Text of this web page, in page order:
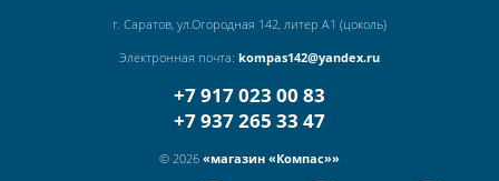
г. Саратов, ул.Огородная 142, литер А1 (цоколь)
Электронная почта: kompas142@yandex.ru
+7 917 023 00 83
+7 937 265 33 47
© 2026 «магазин «Компас»»